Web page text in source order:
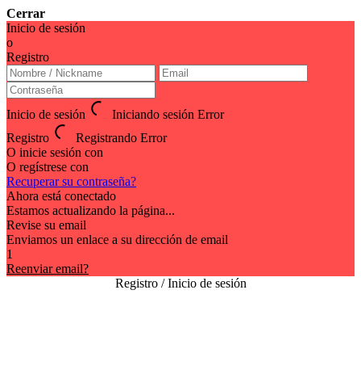
Cerrar
Inicio de sesión
o
Registro
Inicio de sesión Iniciando sesión Error
Registro
Registrando Error
O inicie sesión con
O regístrese con
Recuperar su contraseña?
Ahora está conectado
Estamos actualizando la página...
Revise su email
Enviamos un enlace a su dirección de email
1
Reenviar email?
Registro / Inicio de sesión